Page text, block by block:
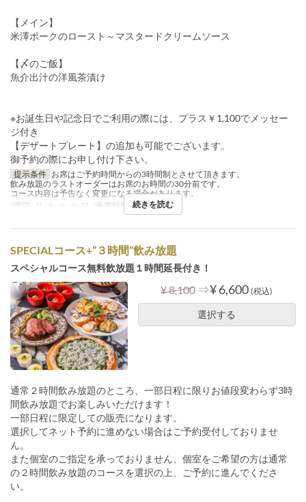
【メイン】
米澤ポークのロースト～マスタードクリームソース
【〆のご飯】
魚介出汁の洋風茶漬け
※お誕生日や記念日でご利用の際には、プラス￥1,100でメッセー
ジ付き
【デザートプレート】の追加も可能でございます。
御予約の際にお申し付け下さい。
提示条件 お席はご予約時間からの3時間制とさせて頂きます。
飲み放題のラストオーダーはお席のお時間の30分前です。
コース内容は予告なく変更になる場合があります。
曜日
月, 火, 水, 土, 日 食事時間 ディナー
続きを読む
SPECIALコース+”３時間”飲み放題
スペシャルコース無料飲放題１時間延長付き！
¥ 8,100 ⇒¥ 6,600 (税込)
選択する
通常２時間飲み放題のところ、一部日程に限りお値段変わらず3時
間飲み放題でお楽しみいただけます！
一部日程に限定しての販売になります。
選択してネット予約に進めない場合はご予約受付しておりませ
ん。
また個室のご指定を承っておりません、個室をご希望の方は通常
の２時間飲み放題のコースを選択の上、ご予約に進んでくださ
い。